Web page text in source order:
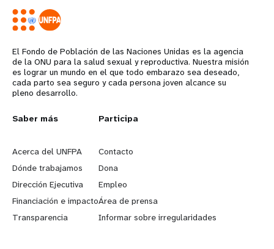
El Fondo de Población de las Naciones Unidas es la agencia
de la ONU para la salud sexual y reproductiva. Nuestra misión
es lograr un mundo en el que todo embarazo sea deseado,
cada parto sea seguro y cada persona joven alcance su
pleno desarrollo.
L
e
a
r
n
Saber más
Acerca del UNFPA
Dónde trabajamos
Dirección Ejecutiva
Financiación e impacto
Transparencia
G
o
b
e
y
Participa
Contacto
Dona
Empleo
Área de prensa
Informar sobre irregularidades